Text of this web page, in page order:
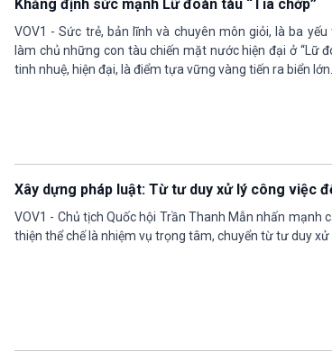
Khẳng định sức mạnh Lữ đoàn tàu “Tia chớp”
VOV1 - Sức trẻ, bản lĩnh và chuyên môn giỏi, là ba
làm chủ những con tàu chiến mặt nước hiện đại ở “Lữ
tinh nhuệ, hiện đại, là điểm tựa vững vàng tiến ra biển lớn.
Xây dựng pháp luật: Từ tư duy xử lý công việc
VOV1 - Chủ tịch Quốc hội Trần Thanh Mẫn nhấn mạnh
thiện thể chế là nhiệm vụ trọng tâm, chuyển từ tư duy